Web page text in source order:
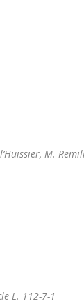
M.
L. 112-7-1